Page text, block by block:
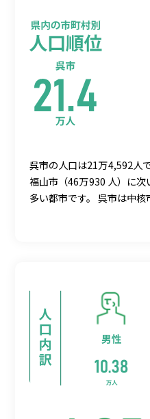
呉市の人口は21万4,592人
福山市（46万930 人）に
多い都市です。 呉市は中核